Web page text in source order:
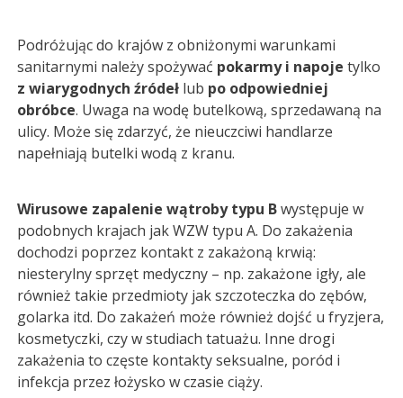
Podróżując do krajów z obniżonymi warunkami
sanitarnymi należy spożywać pokarmy i napoje tylko
z wiarygodnych źródeł lub po odpowiedniej
obróbce. Uwaga na wodę butelkową, sprzedawaną na
ulicy. Może się zdarzyć, że nieuczciwi handlarze
napełniają butelki wodą z kranu.
Wirusowe zapalenie wątroby typu Bwystępuje w
podobnych krajach jak WZW typu A. Do zakażenia
dochodzi poprzez kontakt z zakażoną krwią:
niesterylny sprzęt medyczny – np. zakażone igły, ale
również takie przedmioty jak szczoteczka do zębów,
golarka itd. Do zakażeń może również dojść u fryzjera,
kosmetyczki, czy w studiach tatuażu. Inne drogi
zakażenia to częste kontakty seksualne, poród i
infekcja przez łożysko w czasie ciąży.